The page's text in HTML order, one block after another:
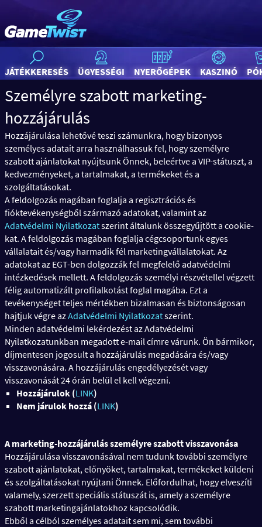
JÁTÉKKERESÉS ÜGYESSÉGI NYERŐGÉPEK KASZINÓ
Személyre szabott marketing-
hozzájárulás
Hozzájárulása lehetővé teszi számunkra, hogy bizonyos
személyes adatait arra használhassuk fel, hogy személyre
szabott ajánlatokat nyújtsunk Önnek, beleértve a VIP-státuszt, a
kedvezményeket, a tartalmakat, a termékeket és a
szolgáltatásokat.
A feldolgozás magában foglalja a regisztrációs és
fióktevékenységből származó adatokat, valamint az
Adatvédelmi Nyilatkozatszerint általunk összegyűjtött a cookie-
kat. A feldolgozás magában foglalja cégcsoportunk egyes
vállalatait és/vagy harmadik fél marketingvállalatokat. Az
adatokat az EGT-ben dolgozzák fel megfelelő adatvédelmi
intézkedések mellett. A feldolgozás személyi részvétellel végzett
félig automatizált profilalkotást foglal magába. Ezt a
tevékenységet teljes mértékben bizalmasan és biztonságosan
hajtjuk végre azAdatvédelmi Nyilatkozatszerint.
Minden adatvédelmi lekérdezést az Adatvédelmi
Nyilatkozatunkban megadott e-mail címre várunk. Ön bármikor,
díjmentesen jogosult a hozzájárulás megadására és/vagy
visszavonására. A hozzájárulás engedélyezését vagy
visszavonását 24 órán belül el kell végezni.
Hozzájárulok (LINK)
Nem járulok hozzá (LINK)
A marketing-hozzájárulás személyre szabott visszavonása
Hozzájárulása visszavonásával nem tudunk további személyre
szabott ajánlatokat, előnyöket, tartalmakat, termékeket küldeni
és szolgáltatásokat nyújtani Önnek. Előfordulhat, hogy elveszíti
valamely, szerzett speciális státuszát is, amely a személyre
szabott marketingajánlatokhoz kapcsolódik.
Ebből a célból személyes adatait sem mi, sem további